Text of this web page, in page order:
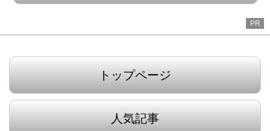
PR
トップページ
人気記事